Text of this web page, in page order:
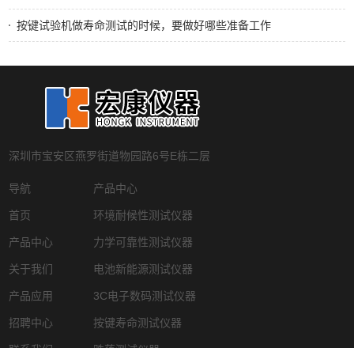
按键试验机做寿命测试的时候，要做好哪些准备工作
深圳市宝安区燕罗街道物园路6号E栋二层
导航
首页
产品中心
关于我们
产品应用
招聘中心
产品中心
环境耐候性测试仪器
力学可靠性测试仪器
电池新能源测试仪器
3C电子数码测试仪器
按键寿命测试仪器